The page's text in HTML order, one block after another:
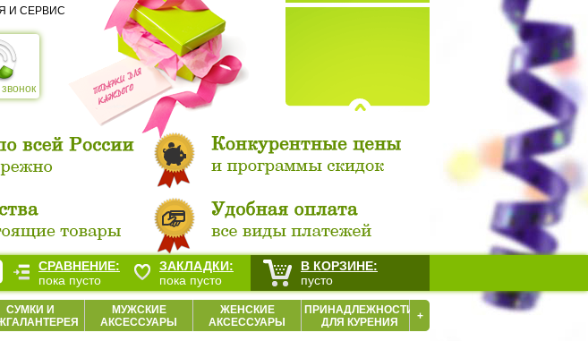
И СЕРВИС
СУМКИ И
МУЖСКИЕ
АКСЕССУАРЫ
ЖЕНСКИЕ
АКСЕССУАРЫ
ПРИНАДЛЕЖНОСТИ
ДЛЯ КУРЕНИЯ
+
СРАВНЕНИЕ:
пока пусто
ЗАКЛАДКИ:
пока пусто
В КОРЗИНЕ:
пусто